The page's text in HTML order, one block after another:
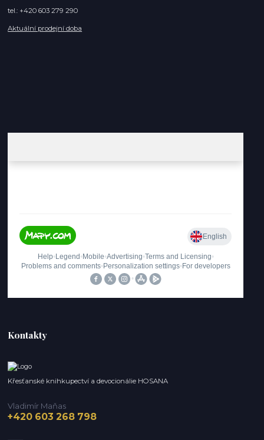
tel.: +420 603 279 290
Aktuální prodejní doba
Kontakty
Křesťanské knihkupectví a devocionálie HOSANA
Vladimír Maňas
+420 603 268 798